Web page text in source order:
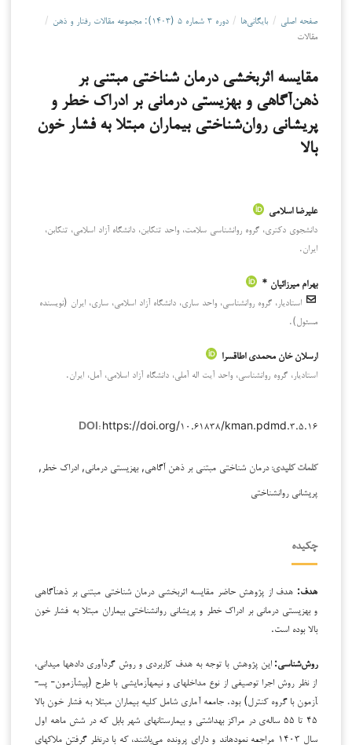
صفحه اصلی / بایگانی‌ها / دوره ۳ شماره ۵ (۱۴۰۳): مجموعه مقالات رفتار و ذهن
/
مقالات
مقایسه اثربخشی درمان شناختی مبتنی بر
ذهن‌آگاهی و بهزیستی درمانی بر ادراک خطر و
پریشانی روان‌‌شناختی بیماران مبتلا به فشار خون
بالا
علیرضا اسلامی
دانشجوی دکتری، گروه روانشناسی سلامت، واحد تنکابن، دانشگاه آزاد اسلامی، تنکابن،
ایران.
بهرام میرزائیان *
استادیار، گروه روانشناسی، واحد ساری، دانشگاه آزاد اسلامی، ساری، ایران (نویسنده
مسئول).
ارسلان خان محمدی اطاقسرا
استادیار، گروه روانشناسی، واحد آیت اله آملی، دانشگاه آزاد اسلامی، آمل، ایران.
DOI: https://doi.org/۱۰.۶۱۸۳۸/kman.pdmd.۳.۵.۱۶
کلمات کلیدی:درمان شناختی مبتنی بر ذهن آگاهی, بهزیستی درمانی, ادراک خطر,
پریشانی روانشناختی
چکیده
هدف: هدف از پژوهش حاضر مقایسه ‌اثربخشی درمان شناختی مبتنی بر ذهن­آگاهی
و بهزیستی درمانی بر ادراک خطر و پریشانی روان­شناختی بیماران مبتلا به فشار خون
بالا بوده است.
روش‌شناسی:این پژوهش با توجه به هدف کاربردی و روش گردآوری داده­ها میدانی،
از نظر روش اجرا توصیفی از نوع مداخله­ای و نیمه­آزمایشی با طرح (پیش­آزمون- پس­
آزمون با گروه کنترل) بود. جامعه آماری شامل کلیه بیماران مبتلا به فشار خون بالا
۴۵ تا ۵۵ ساله‌ی در مراکز بهداشتی و بیمارستان­های شهر بابل که در شش ماهه اول
سال ۱۴۰۳ مراجعه نموده­اند و دارای پرونده می‌باشند، که با درنظر گرفتن ملاک­های